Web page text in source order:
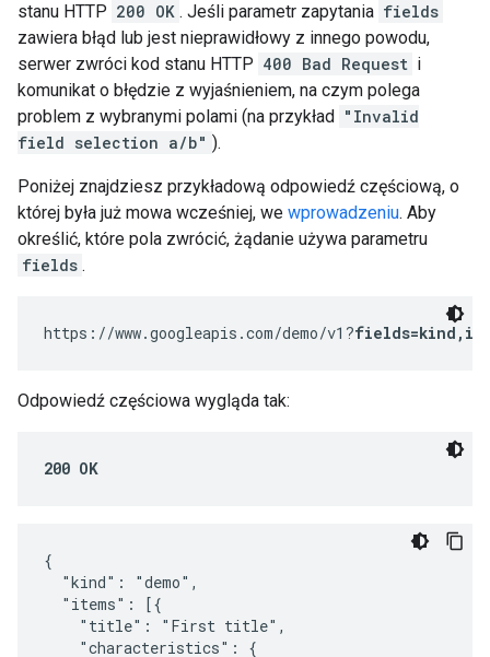
stanu HTTP 200 OK . Jeśli parametr zapytania fields
zawiera błąd lub jest nieprawidłowy z innego powodu,
serwer zwróci kod stanu HTTP 400 Bad Request i
komunikat o błędzie z wyjaśnieniem, na czym polega
problem z wybranymi polami (na przykład "Invalid
field selection a/b" ).
Poniżej znajdziesz przykładową odpowiedź częściową, o
której była już mowa wcześniej, we wprowadzeniu. Aby
określić, które pola zwrócić, żądanie używa parametru
fields .
https://www.googleapis.com/demo/v1?
Odpowiedź częściowa wygląda tak:
200 OK
{
  "kind": "demo",
  "items": [{
    "title": "First title",
    "characteristics": {